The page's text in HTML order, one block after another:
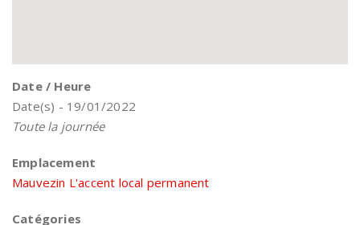
Date / Heure
Date(s) - 19/01/2022
Toute la journée
Emplacement
Mauvezin L'accent local permanent
Catégories